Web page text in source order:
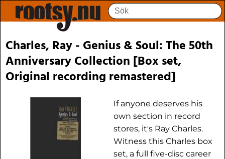
Charles, Ray - Genius & Soul: The 50th
Anniversary Collection [Box set,
Original recording remastered]
If anyone deserves his
own section in record
stores, it's Ray Charles.
Witness this Charles box
set, a full five-disc career